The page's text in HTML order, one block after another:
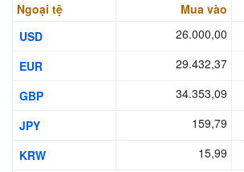
Ngoại tệ
Mua vào
USD
26.000,00
EUR
29.432,37
GBP
34.353,09
JPY
159,79
KRW
15,99